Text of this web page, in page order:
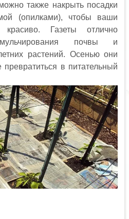
также накрыть посадки
(опилками), чтобы ваши
красиво. Газеты отлично
почвы и
растений. Осенью они
в питательный